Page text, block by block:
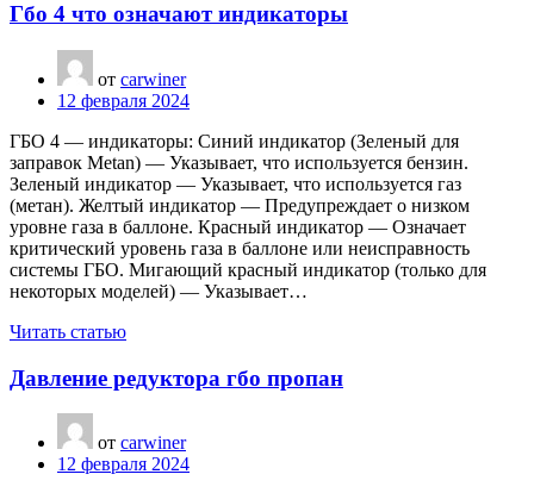
Гбо 4 что означают индикаторы
от carwiner
12 февраля 2024
ГБО 4 — индикаторы: Синий индикатор (Зеленый для
заправок Metan) — Указывает, что используется бензин.
Зеленый индикатор — Указывает, что используется газ
(метан). Желтый индикатор — Предупреждает о низком
уровне газа в баллоне. Красный индикатор — Означает
критический уровень газа в баллоне или неисправность
системы ГБО. Мигающий красный индикатор (только для
некоторых моделей) — Указывает…
Читать статью
Давление редуктора гбо пропан
от carwiner
12 февраля 2024